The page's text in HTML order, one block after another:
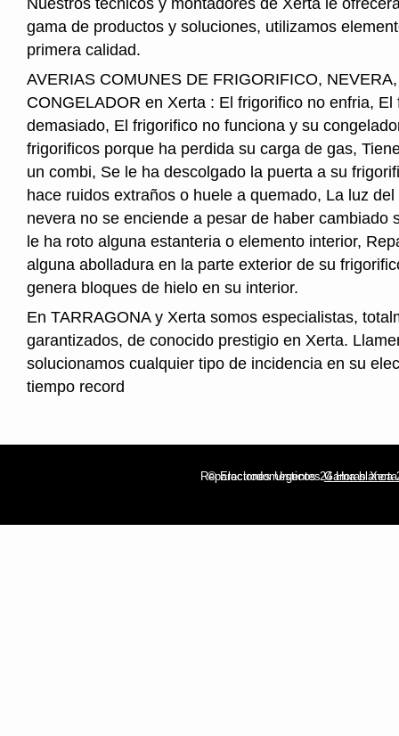
Nuestros tecnicos y montadores de Xerta le
gama de productos y soluciones, utilizamos
primera calidad.
AVERIAS COMUNES DE FRIGORIFICO,
CONGELADOR en Xerta : El frigorifico no enfria, El
demasiado, El frigorifico no funciona y su
frigorificos porque ha perdida su carga de gas,
un combi, Se le ha descolgado la puerta a su
hace ruidos extraños o huele a quemado, La luz
nevera no se enciende a pesar de haber cambiado
le ha roto alguna estanteria o elemento interior,
alguna abolladura en la parte exterior de su
genera bloques de hielo en su interior.
En TARRAGONA y Xerta somos especialistas,
garantizados, de conocido prestigio en Xerta.
solucionamos cualquier tipo de incidencia en su
tiempo record
© Electrodomesticos 24 Horas Xerta
Reparaciones UrgentesGama blanca